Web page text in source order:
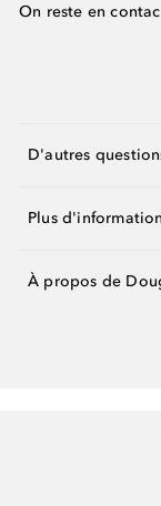
On reste en
D'autres
Plus
À propos de